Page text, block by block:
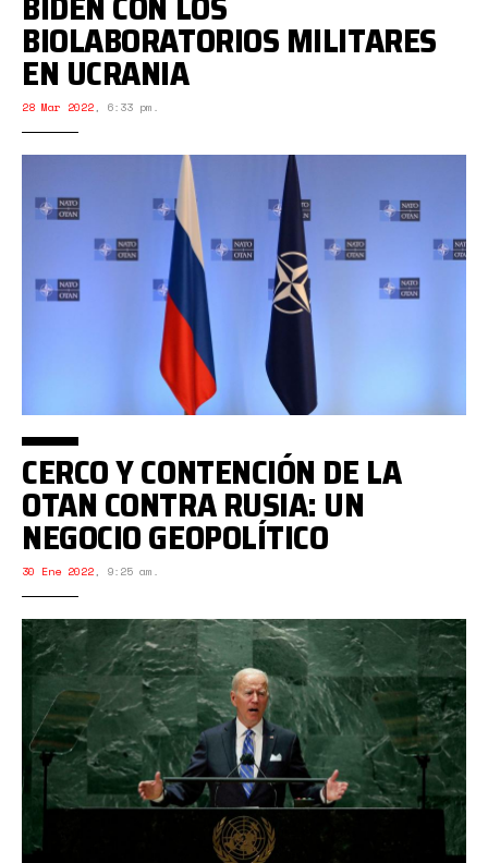
BIOLABORATORIOS MILITARES
EN UCRANIA
28 Mar 2022, 6:33 pm.
CERCO Y CONTENCIÓN DE LA
OTAN CONTRA RUSIA: UN
NEGOCIO GEOPOLÍTICO
30 Ene 2022, 9:25 am.